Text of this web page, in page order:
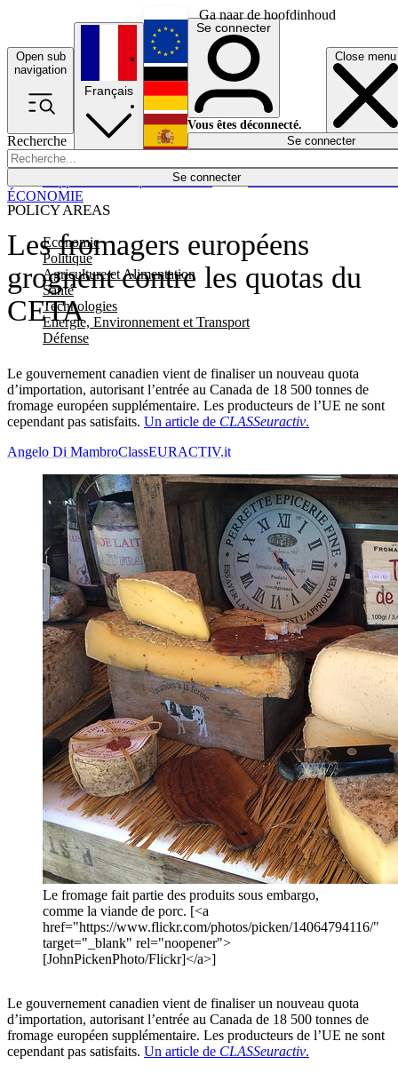
Ga naar de hoofdinhoud
Open sub
navigation
Close menu
Recherche
Se connecter
POLICY AREAS
Economie
Politique
Agriculture et Alimentation
Santé
Technologies
Energie, Environnement et Transport
Défense
Économie
Français
English
Deutsch
Español
Se connecter
Vous êtes déconnecté.
Se connecter
Les fromagers européens
grognent contre les quotas du
CETA
Le gouvernement canadien vient de finaliser un nouveau quota
d’importation, autorisant l’entrée au Canada de 18 500 tonnes de
fromage européen supplémentaire. Les producteurs de l’UE ne sont
cependant pas satisfaits. Un article de CLASSeuractiv.
ÉCONOMIE
Angelo Di MambroClassEURACTIV.it
Le fromage fait partie des produits sous embargo,
comme la viande de porc. [<a
href="https://www.flickr.com/photos/picken/14064794116/"
target="_blank" rel="noopener">
[JohnPickenPhoto/Flickr]</a>]
Le gouvernement canadien vient de finaliser un nouveau quota
d’importation, autorisant l’entrée au Canada de 18 500 tonnes de
fromage européen supplémentaire. Les producteurs de l’UE ne sont
cependant pas satisfaits. Un article de CLASSeuractiv.